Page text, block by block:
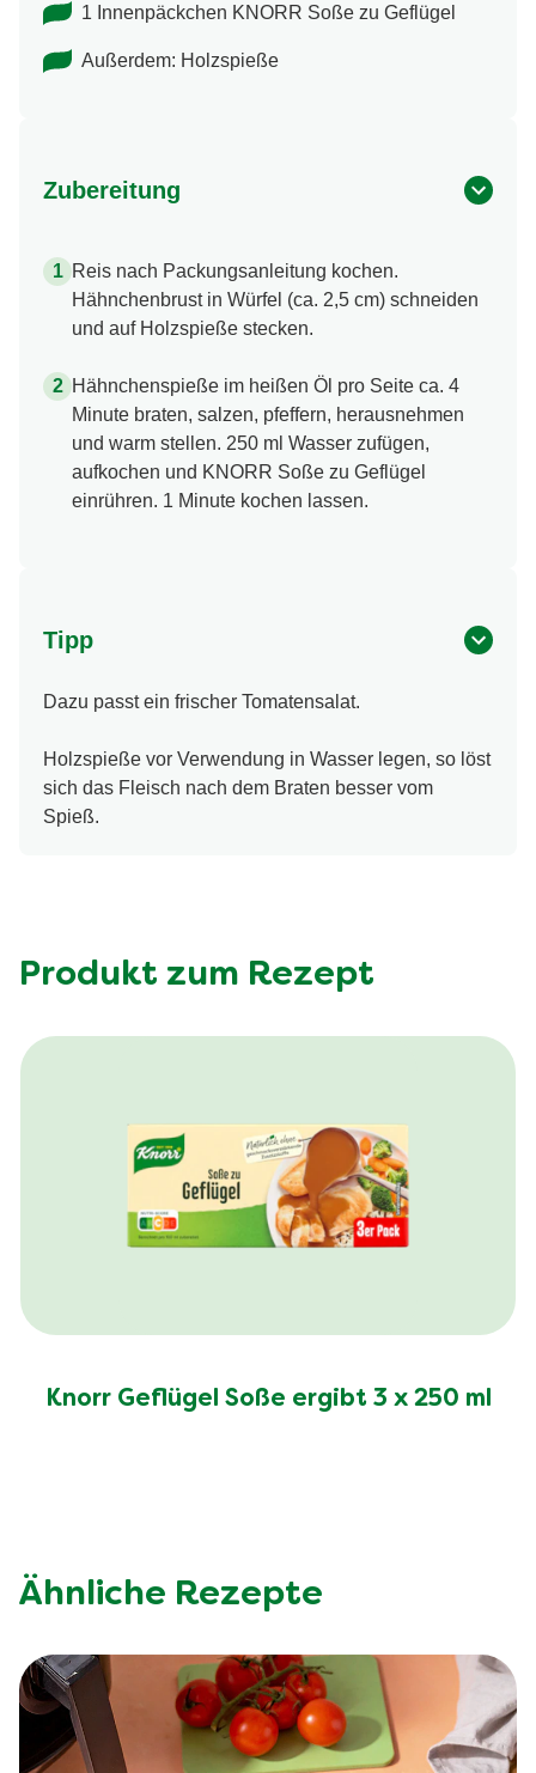
1 Innenpäckchen KNORR Soße zu Geflügel
Außerdem: Holzspieße
Zubereitung
Reis nach Packungsanleitung kochen.
Hähnchenbrust in Würfel (ca. 2,5 cm) schneiden
und auf Holzspieße stecken.
Hähnchenspieße im heißen Öl pro Seite ca. 4
Minute braten, salzen, pfeffern, herausnehmen
und warm stellen. 250 ml Wasser zufügen,
aufkochen und KNORR Soße zu Geflügel
einrühren. 1 Minute kochen lassen.
Tipp
Dazu passt ein frischer Tomatensalat.
Holzspieße vor Verwendung in Wasser legen, so löst
sich das Fleisch nach dem Braten besser vom
Spieß.
Produkt zum Rezept
Knorr Geflügel Soße ergibt 3 x 250 ml
Ähnliche Rezepte